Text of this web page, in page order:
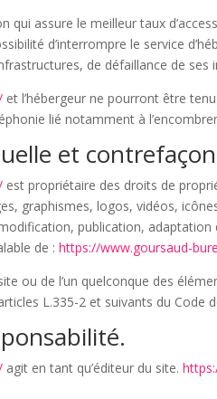
qui assure le meilleur taux
d’interrompre le service
de défaillance de
et l’hébergeur ne pourront être
lié notamment à
et
est propriétaire des droits de
graphismes, logos, vidéos,
publication,
de :https://www.goursaud-
ou de l’un quelconque des
L.335-2 et suivants du Code
agit en tant qu’éditeur du site.